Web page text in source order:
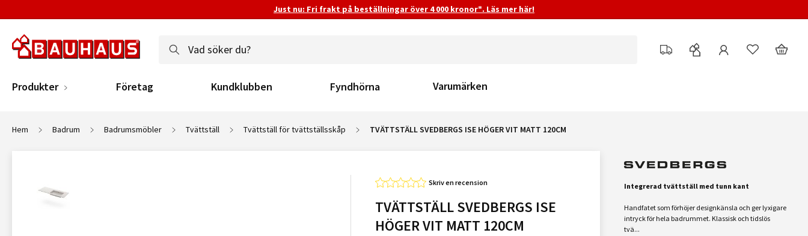
Just nu: Fri frakt på beställningar över 4 000 kronor*. Läs mer här!
Produkter Företag Kundklubben Fyndhörna Varumärken
Hem Badrum Badrumsmöbler Tvättställ Tvättställ för tvättställsskåp TVÄTTSTÄLL SVEDBERGS ISE HÖGER VIT MATT 120CM
Skriv en recension
TVÄTTSTÄLL SVEDBERGS ISE
HÖGER VIT MATT 120CM
Integrerad tvättställ med tunn kant
Handfatet som förhöjer designkänsla och ger lyxigare
intryck för hela badrummet. Klassisk och tidslös
tvä...